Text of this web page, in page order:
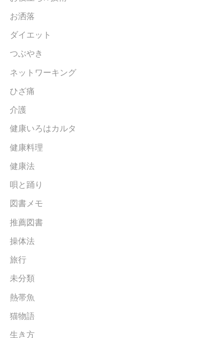
お洒落
ダイエット
つぶやき
ネットワーキング
ひざ痛
介護
健康いろはカルタ
健康料理
健康法
唄と踊り
図書メモ
推薦図書
操体法
旅行
未分類
熱帯魚
猫物語
生き方